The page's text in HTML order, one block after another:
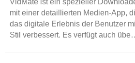
videobasierte Websites wie
Instagram, DailyMotion und viele
mehr zugreifen. Mit VidMate sind
Ihnen keine Grenzen gesetzt, denn
VidMate ist ein spezieller
mit einer detaillierten Medien-App,
das digitale Erlebnis der Benutzer
Stil verbessert. Es verfügt auch über